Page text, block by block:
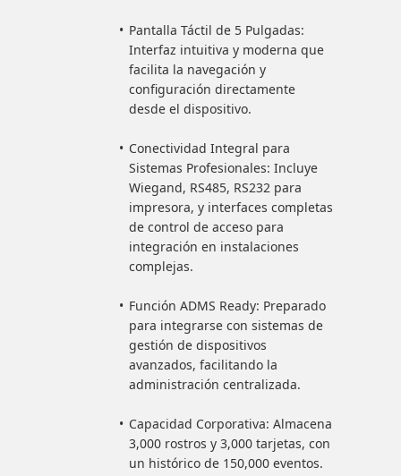
Pantalla Táctil de 5 Pulgadas:
Interfaz intuitiva y moderna que
facilita la navegación y
configuración directamente
desde el dispositivo.
Conectividad Integral para
Sistemas Profesionales: Incluye
Wiegand, RS485, RS232 para
impresora, y interfaces completas
de control de acceso para
integración en instalaciones
complejas.
Función ADMS Ready: Preparado
para integrarse con sistemas de
gestión de dispositivos
avanzados, facilitando la
administración centralizada.
Capacidad Corporativa: Almacena
3,000 rostros y 3,000 tarjetas, con
un histórico de 150,000 eventos.